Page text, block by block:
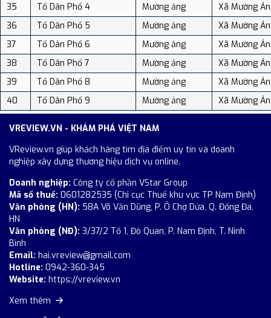
35
Tổ Dân Phố 4 Mường ảng
Xã Mường
36
Tổ Dân Phố 5 Mường ảng
Xã Mường
37
Tổ Dân Phố 6 Mường ảng
Xã Mường
38
Tổ Dân Phố 7 Mường ảng
Xã Mường
39
Tổ Dân Phố 8 Mường ảng
Xã Mường
40
Tổ Dân Phố 9 Mường ảng Xã Mường
VREVIEW.VN - KHÁM PHÁ VIỆT NAM
VReview.vn giúp khách hàng tìm địa điểm uy tín và doanh
nghiệp xây dựng thương hiệu dịch vụ online.
Doanh nghiệp: Công ty cổ phần VStar Group
Mã số thuế: 0601282535 (Chi cục Thuế khu vực TP Nam Định)
Văn phòng (HN): 58A Võ Văn Dũng, P. Ô Chợ Dừa, Q. Đống Đa,
HN
Văn phòng (NĐ): 3/37/2 Tổ 1, Đò Quan, P. Nam Định, T. Ninh
Bình
Email: hai.vreview@gmail.com
Hotline: 0942-360-345
Website: https://vreview.vn
Xem thêm